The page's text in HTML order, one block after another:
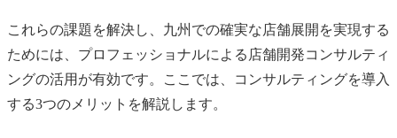
これらの課題を解決し、九州での確実な店舗展開を実現する
ためには、プロフェッショナルによる店舗開発コンサルティ
ングの活用が有効です。ここでは、コンサルティングを導入
する3つのメリットを解説します。